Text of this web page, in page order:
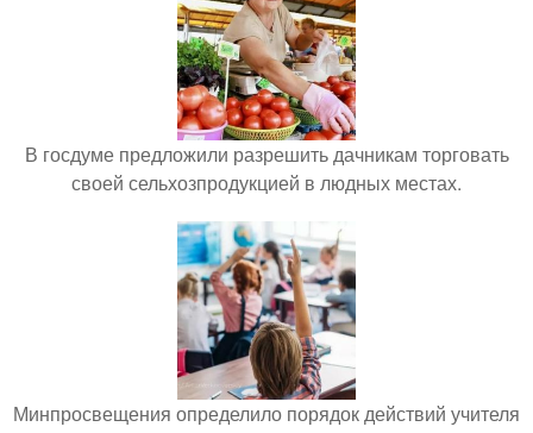
В госдуме предложили разрешить дачникам торговать
своей сельхозпродукцией в людных местах.
Минпросвещения определило порядок действий учителя